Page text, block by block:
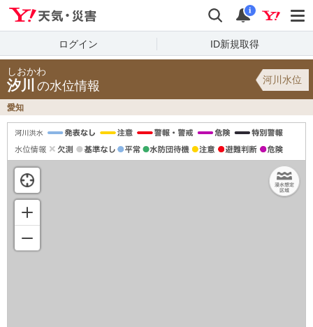
検索 通知
i
ログイン ID新規取得
しおかわ
汐川 の水位情報 河川水位
愛知